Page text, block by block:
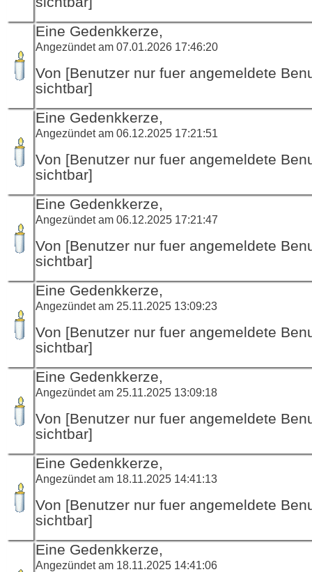
Eine Gedenkkerze,
Angezündet am 07.01.2026 17:46:20
Von [Benutzer nur fuer angemeldete
sichtbar]
Eine Gedenkkerze,
Angezündet am 06.12.2025 17:21:51
Von [Benutzer nur fuer angemeldete
sichtbar]
Eine Gedenkkerze,
Angezündet am 06.12.2025 17:21:47
Von [Benutzer nur fuer angemeldete
sichtbar]
Eine Gedenkkerze,
Angezündet am 25.11.2025 13:09:23
Von [Benutzer nur fuer angemeldete
sichtbar]
Eine Gedenkkerze,
Angezündet am 25.11.2025 13:09:18
Von [Benutzer nur fuer angemeldete
sichtbar]
Eine Gedenkkerze,
Angezündet am 18.11.2025 14:41:13
Von [Benutzer nur fuer angemeldete
sichtbar]
Eine Gedenkkerze,
Angezündet am 18.11.2025 14:41:06